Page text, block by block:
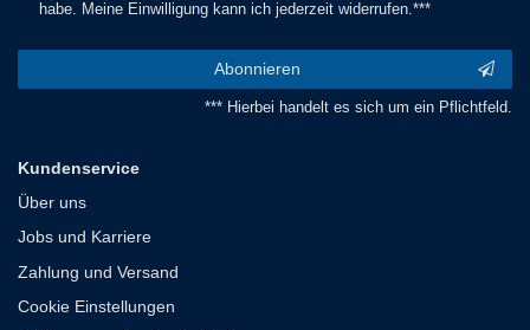
habe. Meine Einwilligung kann ich jederzeit widerrufen.***
Abonnieren
*** Hierbei handelt es sich um ein Pflichtfeld.
Kundenservice
Über uns
Jobs und Karriere
Zahlung und Versand
Cookie Einstellungen